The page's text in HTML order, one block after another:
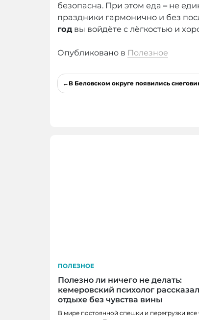
безопасна. При этом еда –не
праздники гармонично и без
год вы войдёте с лёгкостью и
Опубликовано в Полезное
Навигация
по
В Беловском округе появились
ПОЛЕЗНОЕ
Полезно ли ничего не делать:
кемеровский психолог
отдыхе без чувства вины
В мире постоянной спешки и перегрузки